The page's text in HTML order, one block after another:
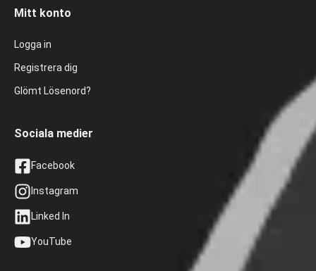
Mitt konto
Logga in
Registrera dig
Glömt Lösenord?
Sociala medier
Facebook
Instagram
Linked In
YouTube